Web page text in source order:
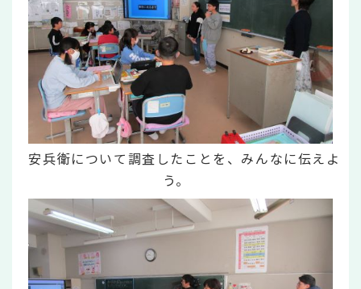
安兵衛について調査したことを、みんなに伝えよ
う。